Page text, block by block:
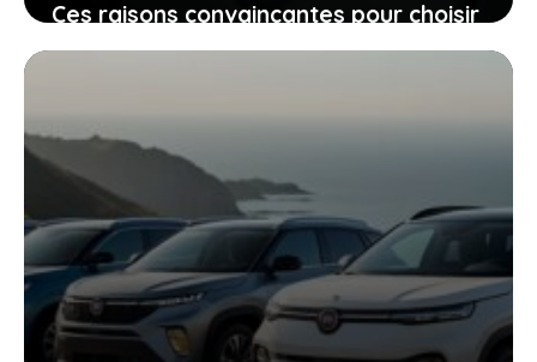
Ces raisons convaincantes pour choisir
le xiaomi yu7 standard plutôt que la
29 mai 2026